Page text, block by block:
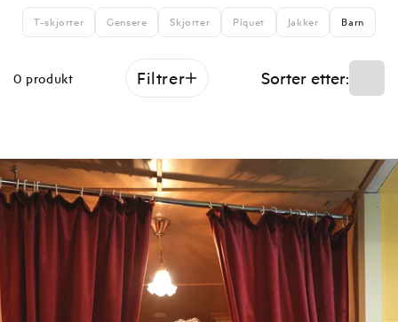
T-skjorter Gensere Skjorter Piquet Jakker Barn
0 produkt Filtrer Sorter etter: